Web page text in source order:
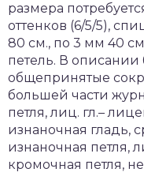
размера
оттенков (6/5/5),
80 см., по 3 мм 40
петель. В описании
общепринятые
большей части
петля, лиц. гл.–
изнаночная гладь,
изнаночная петля,
кромочная петля,